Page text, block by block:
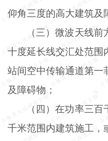
仰角三度的高大建筑及
（三）微波天线
十度延长线交汇处范围
站间空中传输通道第一
及障碍物；
（四）在功率三
千米范围内建筑施工，